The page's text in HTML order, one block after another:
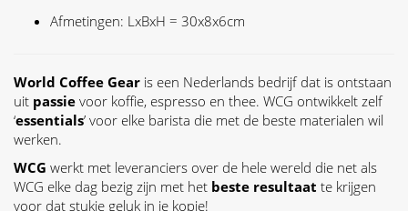
Afmetingen: LxBxH = 30x8x6cm
World Coffee Gear is een Nederlands bedrijf dat is ontstaan
uit passie voor koffie, espresso en thee. WCG ontwikkelt zelf
‘essentials’ voor elke barista die met de beste materialen wil
werken.
WCG werkt met leveranciers over de hele wereld die net als
WCG elke dag bezig zijn met het beste resultaat te krijgen
voor dat stukje geluk in je kopje!